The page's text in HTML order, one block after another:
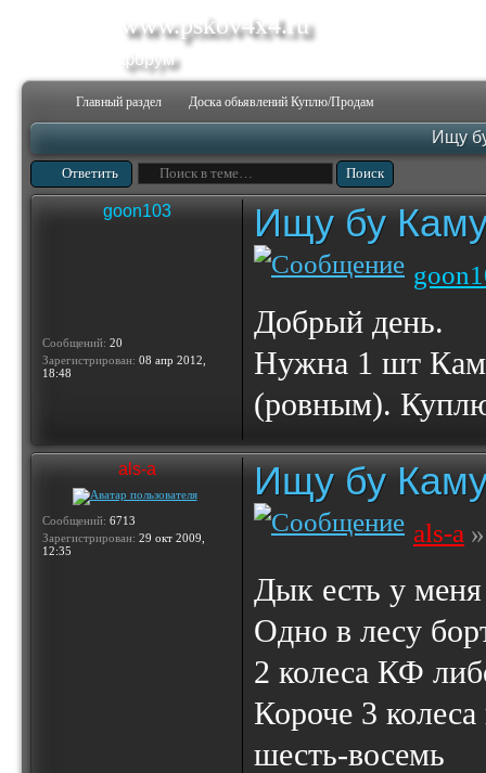
www.pskov4x4.ru
форум
Главный раздел Доска обьявлений Куплю/Продам
Ищу
Ответить
goon103
Сообщений: 20
Зарегистрирован: 08 апр 2012,
18:48
Ищу бу
Добрый день.
Нужна 1 шт
(ровным).
als-a
Сообщений: 6713
Зарегистрирован: 29 окт 2009,
12:35
Ищу бу
als-a
Дык есть у
Одно в лесу
2 колеса КФ
Короче 3
шесть-восемь